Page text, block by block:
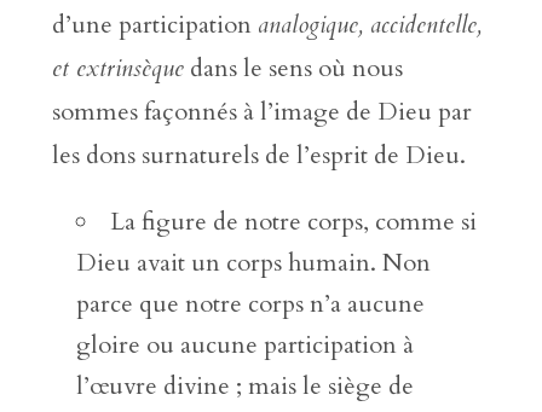
d’une participation analogique, accidentelle,
et extrinsèquedans le sens où nous
sommes façonnés à l’image de Dieu par
les dons surnaturels de l’esprit de Dieu.
La figure de notre corps, comme si
Dieu avait un corps humain. Non
parce que notre corps n’a aucune
gloire ou aucune participation à
l’œuvre divine ; mais le siège de